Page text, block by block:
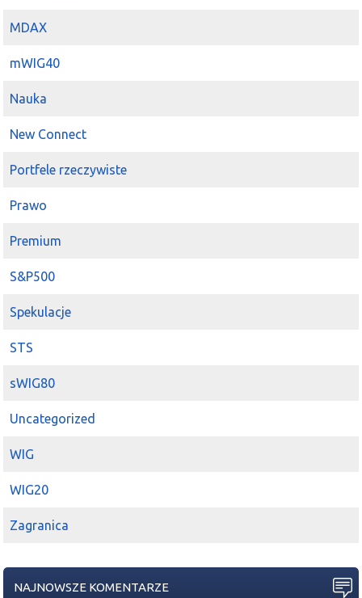
MDAX
mWIG40
Nauka
New Connect
Portfele rzeczywiste
Prawo
Premium
S&P500
Spekulacje
STS
sWIG80
Uncategorized
WIG
WIG20
Zagranica
NAJNOWSZE KOMENTARZE